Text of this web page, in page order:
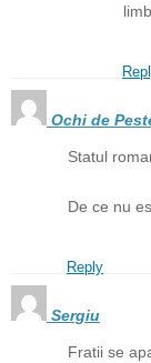
Ochi de
Statul
De ce nu
Reply
Sergiu
Fratii se